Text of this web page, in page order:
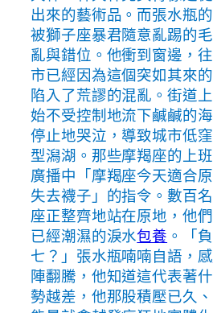
出來的藝術品。而張水瓶
被獅子座暴君隨意亂踢的
亂與錯位。他衝到窗邊，
市已經因為這個突如其來
陷入了荒謬的混亂。街道
始不受控制地流下鹹鹹的
停止地哭泣，導致城市低
型潟湖。那些摩羯座的上
廣播中「摩羯座今天適合
失去襪子」的指令。數百
座正整齊地站在原地，他
已經潮濕的淚水包養 。「
七？」張水瓶喃喃自語，感
陣翻騰，他知道這代表著
勢越差，他那股積壓已久